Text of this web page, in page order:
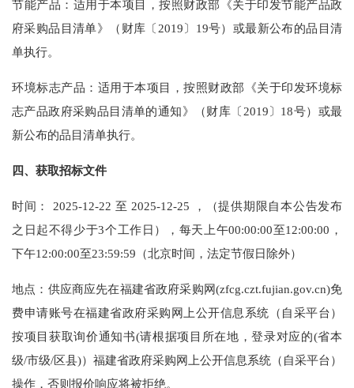
节能产品：适用于本项目，按照财政部《关于印发节能产品政
府采购品目清单》（财库〔2019〕19号）或最新公布的品目清
单执行。
环境标志产品：适用于本项目，按照财政部《关于印发环境标
志产品政府采购品目清单的通知》（财库〔2019〕18号）或最
新公布的品目清单执行。
四、获取招标文件
时间： 2025-12-22 至 2025-12-25 ，（提供期限自本公告发布
之日起不得少于3个工作日），每天上午00:00:00至12:00:00，
下午12:00:00至23:59:59（北京时间，法定节假日除外）
地点：供应商应先在福建省政府采购网(zfcg.czt.fujian.gov.cn)免
费申请账号在福建省政府采购网上公开信息系统（自采平台）
按项目获取询价通知书(请根据项目所在地，登录对应的(省本
级/市级/区县)）福建省政府采购网上公开信息系统（自采平台）
操作，否则报价响应将被拒绝。